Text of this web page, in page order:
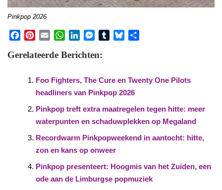
Pinkpop 2026
Gerelateerde Berichten:
Foo Fighters, The Cure en Twenty One Pilots
headliners van Pinkpop 2026
Pinkpop treft extra maatregelen tegen hitte: meer
waterpunten en schaduwplekken op Megaland
Recordwarm Pinkpopweekend in aantocht: hitte,
zon en kans op onweer
Pinkpop presenteert: Hoogmis van het Zuiden, een
ode aan de Limburgse popmuziek